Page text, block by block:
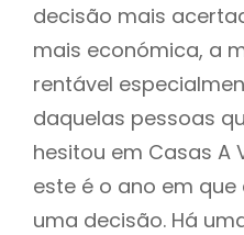
decisão mais
mais económica, a
rentável
daquelas pessoas
hesitou em Casas A
este é o ano em
uma decisão. Há